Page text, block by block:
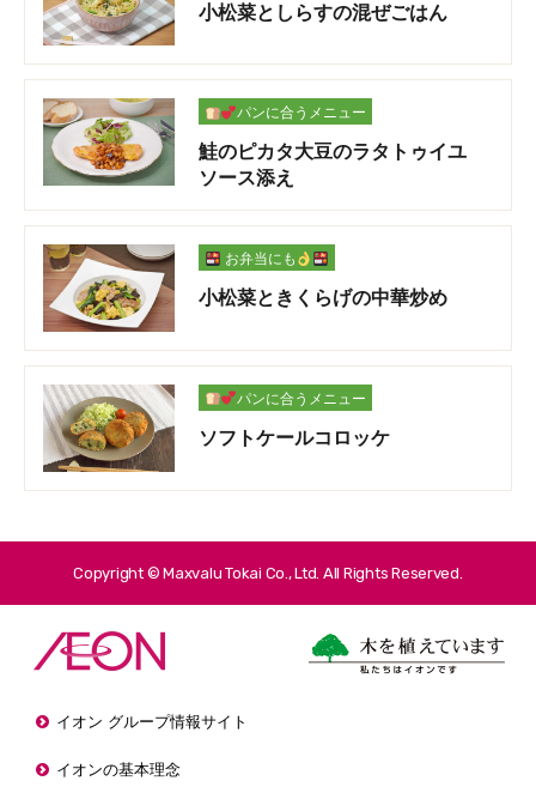
小松菜としらすの混ぜごはん
パンに合うメニュー
鮭のピカタ大豆のラタトゥイユ
ソース添え
お弁当にも
小松菜ときくらげの中華炒め
パンに合うメニュー
ソフトケールコロッケ
Copyright © Maxvalu Tokai Co., Ltd. All Rights Reserved.
イオン グループ情報サイト
イオンの基本理念